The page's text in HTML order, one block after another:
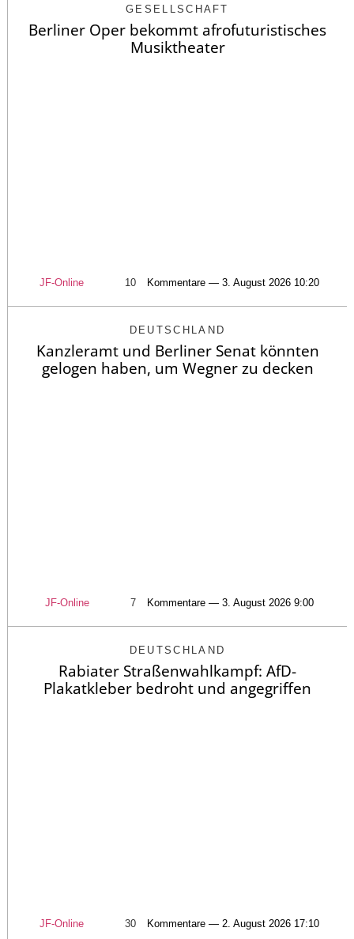
GESELLSCHAFT
Berliner Oper bekommt afrofuturistisches
Musiktheater
JF-Online 10 Kommentare — 3. August 2026 10:20
DEUTSCHLAND
Kanzleramt und Berliner Senat könnten
gelogen haben, um Wegner zu decken
JF-Online 7 Kommentare — 3. August 2026 9:00
DEUTSCHLAND
Rabiater Straßenwahlkampf: AfD-
Plakatkleber bedroht und angegriffen
JF-Online 30 Kommentare — 2. August 2026 17:10